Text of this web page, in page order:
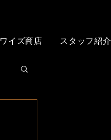
ワイズ商店 スタッフ紹介